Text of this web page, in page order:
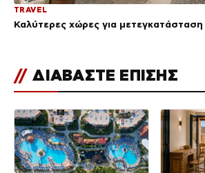
TRAVEL
Καλύτερες χώρες για
// ΔΙΑΒΑΣΤΕ ΕΠΙΣΗΣ